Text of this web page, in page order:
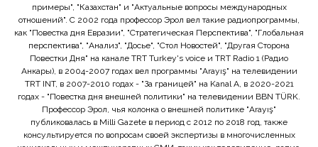
примеры", "Казахстан" и "Актуальные вопросы международных
отношений". С 2002 года профессор Эрол вел такие радиопрограммы,
как "Повестка дня Евразии", "Стратегическая Перспектива", "Глобальная
перспектива", "Анализ", "Досье", "Стол Новостей", "Другая Сторона
Повестки Дня" на канале TRT Turkey's voice и TRT Radio 1 (Радио
Анкары), в 2004-2007 годах вел программы "Arayış" на телевидении
TRT INT, в 2007-2010 годах - "За границей" на Kanal A, в 2020-2021
годах - "Повестка дня внешней политики" на телевидении BBN TÜRK.
Профессор Эрол, чья колонка о внешней политике "Arayış"
публиковалась в Milli Gazete в период с 2012 по 2018 год, также
консультируется по вопросам своей экспертизы в многочисленных